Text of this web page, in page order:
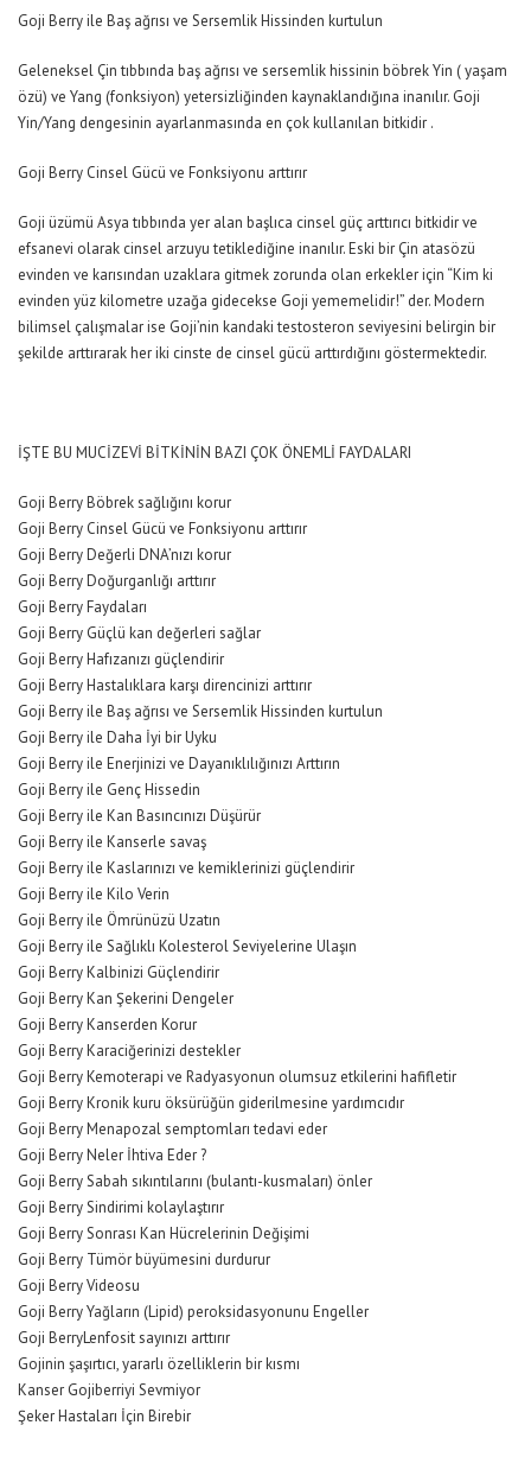
Goji Berry ile Baş ağrısı ve Sersemlik Hissinden kurtulun
Geleneksel Çin tıbbında baş ağrısı ve sersemlik hissinin böbrek Yin ( yaşam
özü) ve Yang (fonksiyon) yetersizliğinden kaynaklandığına inanılır. Goji
Yin/Yang dengesinin ayarlanmasında en çok kullanılan bitkidir .
Goji Berry Cinsel Gücü ve Fonksiyonu arttırır
Goji üzümü Asya tıbbında yer alan başlıca cinsel güç arttırıcı bitkidir ve
efsanevi olarak cinsel arzuyu tetiklediğine inanılır. Eski bir Çin atasözü
evinden ve karısından uzaklara gitmek zorunda olan erkekler için “Kim ki
evinden yüz kilometre uzağa gidecekse Goji yememelidir!” der. Modern
bilimsel çalışmalar ise Goji’nin kandaki testosteron seviyesini belirgin bir
şekilde arttırarak her iki cinste de cinsel gücü arttırdığını göstermektedir.
İŞTE BU MUCİZEVİ BİTKİNİN BAZI ÇOK ÖNEMLİ FAYDALARI
Goji Berry Böbrek sağlığını korur
Goji Berry Cinsel Gücü ve Fonksiyonu arttırır
Goji Berry Değerli DNA’nızı korur
Goji Berry Doğurganlığı arttırır
Goji Berry Faydaları
Goji Berry Güçlü kan değerleri sağlar
Goji Berry Hafızanızı güçlendirir
Goji Berry Hastalıklara karşı direncinizi arttırır
Goji Berry ile Baş ağrısı ve Sersemlik Hissinden kurtulun
Goji Berry ile Daha İyi bir Uyku
Goji Berry ile Enerjinizi ve Dayanıklılığınızı Arttırın
Goji Berry ile Genç Hissedin
Goji Berry ile Kan Basıncınızı Düşürür
Goji Berry ile Kanserle savaş
Goji Berry ile Kaslarınızı ve kemiklerinizi güçlendirir
Goji Berry ile Kilo Verin
Goji Berry ile Ömrünüzü Uzatın
Goji Berry ile Sağlıklı Kolesterol Seviyelerine Ulaşın
Goji Berry Kalbinizi Güçlendirir
Goji Berry Kan Şekerini Dengeler
Goji Berry Kanserden Korur
Goji Berry Karaciğerinizi destekler
Goji Berry Kemoterapi ve Radyasyonun olumsuz etkilerini hafifletir
Goji Berry Kronik kuru öksürüğün giderilmesine yardımcıdır
Goji Berry Menapozal semptomları tedavi eder
Goji Berry Neler İhtiva Eder ?
Goji Berry Sabah sıkıntılarını (bulantı-kusmaları) önler
Goji Berry Sindirimi kolaylaştırır
Goji Berry Sonrası Kan Hücrelerinin Değişimi
Goji Berry Tümör büyümesini durdurur
Goji Berry Videosu
Goji Berry Yağların (Lipid) peroksidasyonunu Engeller
Goji BerryLenfosit sayınızı arttırır
Gojinin şaşırtıcı, yararlı özelliklerin bir kısmı
Kanser Gojiberriyi Sevmiyor
Şeker Hastaları İçin Birebir